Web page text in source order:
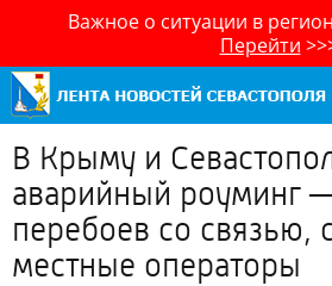
Важное о ситуации в
Перейти
В Крыму и
аварийный роуминг
перебоев со связью,
местные операторы